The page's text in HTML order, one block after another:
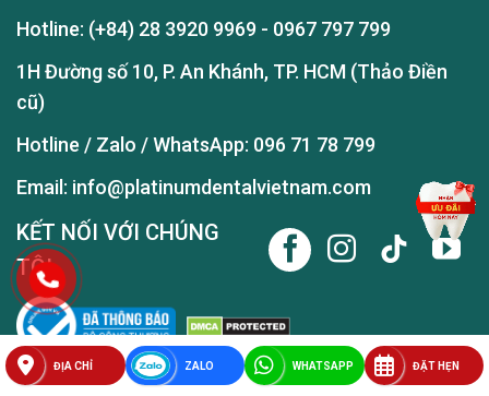
ĐỊA CHỈ ZALO WHATSAPP ĐẶT HẸN
Hotline: (+84) 28 3920 9969 - 0967 797 799
1H Đường số 10, P. An Khánh, TP. HCM (Thảo Điền
cũ)
Hotline / Zalo / WhatsApp: 096 71 78 799
Email: info@platinumdentalvietnam.com
KẾT NỐI VỚI CHÚNG
TÔI